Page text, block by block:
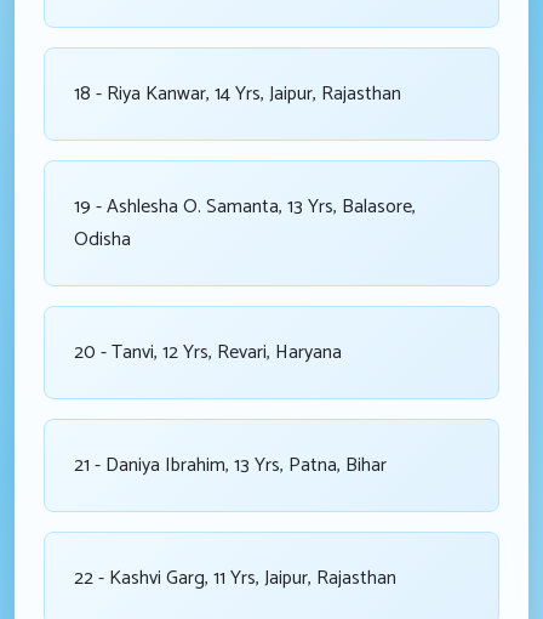
18 - Riya Kanwar, 14 Yrs, Jaipur, Rajasthan
19 - Ashlesha O. Samanta, 13 Yrs, Balasore,
Odisha
20 - Tanvi, 12 Yrs, Revari, Haryana
21 - Daniya Ibrahim, 13 Yrs, Patna, Bihar
22 - Kashvi Garg, 11 Yrs, Jaipur, Rajasthan